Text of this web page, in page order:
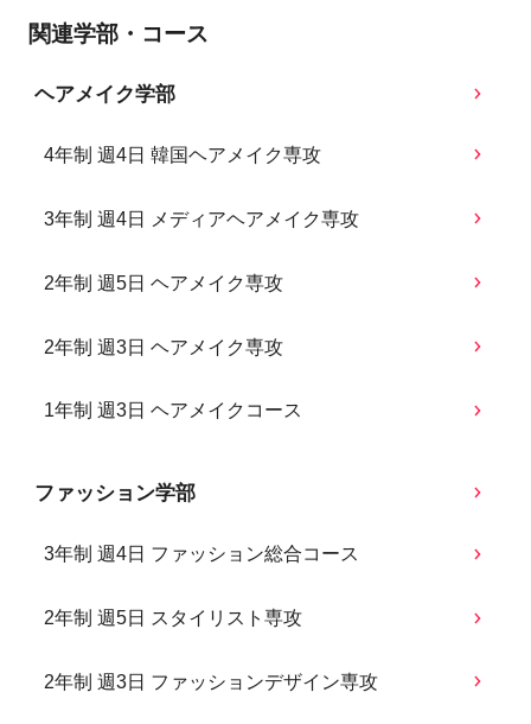
関連学部・コース
ヘアメイク学部
4年制 週4日 韓国ヘアメイク専攻
3年制 週4日 メディアヘアメイク専攻
2年制 週5日 ヘアメイク専攻
2年制 週3日 ヘアメイク専攻
1年制 週3日 ヘアメイクコース
ファッション学部
3年制 週4日 ファッション総合コース
2年制 週5日 スタイリスト専攻
2年制 週3日 ファッションデザイン専攻